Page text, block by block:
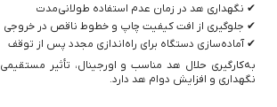
✔ نگهداری هد در زمان عدم استفاده طولانی‌مدت
✔ جلوگیری از افت کیفیت چاپ و خطوط ناقص در خروجی
✔ آماده‌سازی دستگاه برای راه‌اندازی مجدد پس از توقف
به‌کارگیری حلال هد مناسب و اورجینال، تأثیر
نگهداری و افزایش دوام هد دارد.